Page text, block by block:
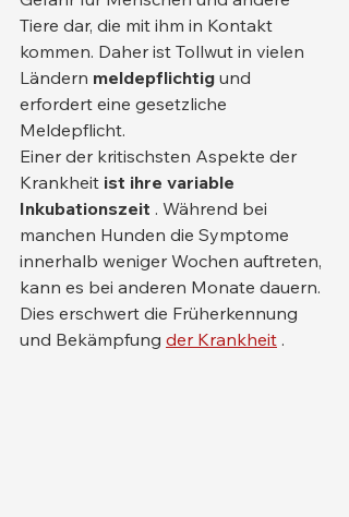
Tiere dar, die mit ihm in Kontakt
kommen. Daher ist Tollwut in vielen
Ländern meldepflichtig und
erfordert eine gesetzliche
Meldepflicht.
Einer der kritischsten Aspekte der
Krankheit ist ihre variable
Inkubationszeit . Während bei
manchen Hunden die Symptome
innerhalb weniger Wochen auftreten,
kann es bei anderen Monate dauern.
Dies erschwert die Früherkennung
und Bekämpfung der Krankheit .